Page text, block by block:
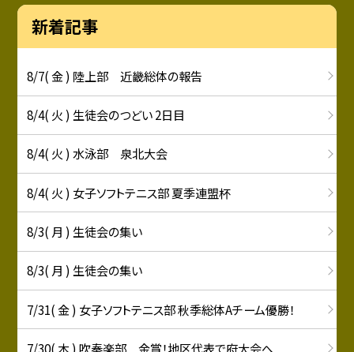
新着記事
8/7( 金 ) 陸上部 近畿総体の報告
8/4( 火 ) 生徒会のつどい 2日目
8/4( 火 ) 水泳部 泉北大会
8/4( 火 ) 女子ソフトテニス部 夏季連盟杯
8/3( 月 ) 生徒会の集い
8/3( 月 ) 生徒会の集い
7/31( 金 ) 女子ソフトテニス部 秋季総体Aチーム優勝！
7/30( 木 ) 吹奏楽部 金賞！地区代表で府大会へ